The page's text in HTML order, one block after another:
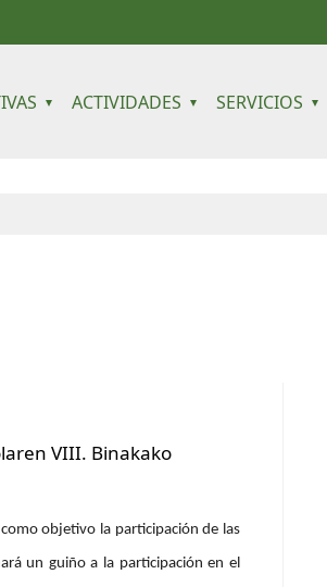
ACTIVIDADES SERVICIOS
VIII. Binakako
objetivo la participación de las
un guiño a la participación en el